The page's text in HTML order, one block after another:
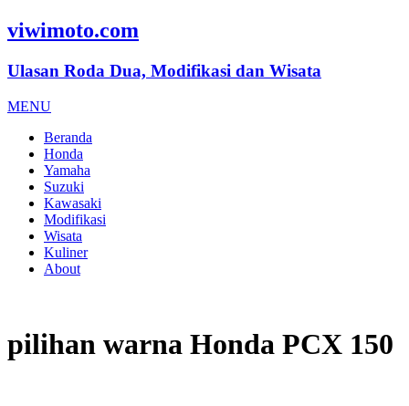
viwimoto.com
Ulasan Roda Dua, Modifikasi dan Wisata
MENU
Beranda
Honda
Yamaha
Suzuki
Kawasaki
Modifikasi
Wisata
Kuliner
About
pilihan warna Honda PCX 150